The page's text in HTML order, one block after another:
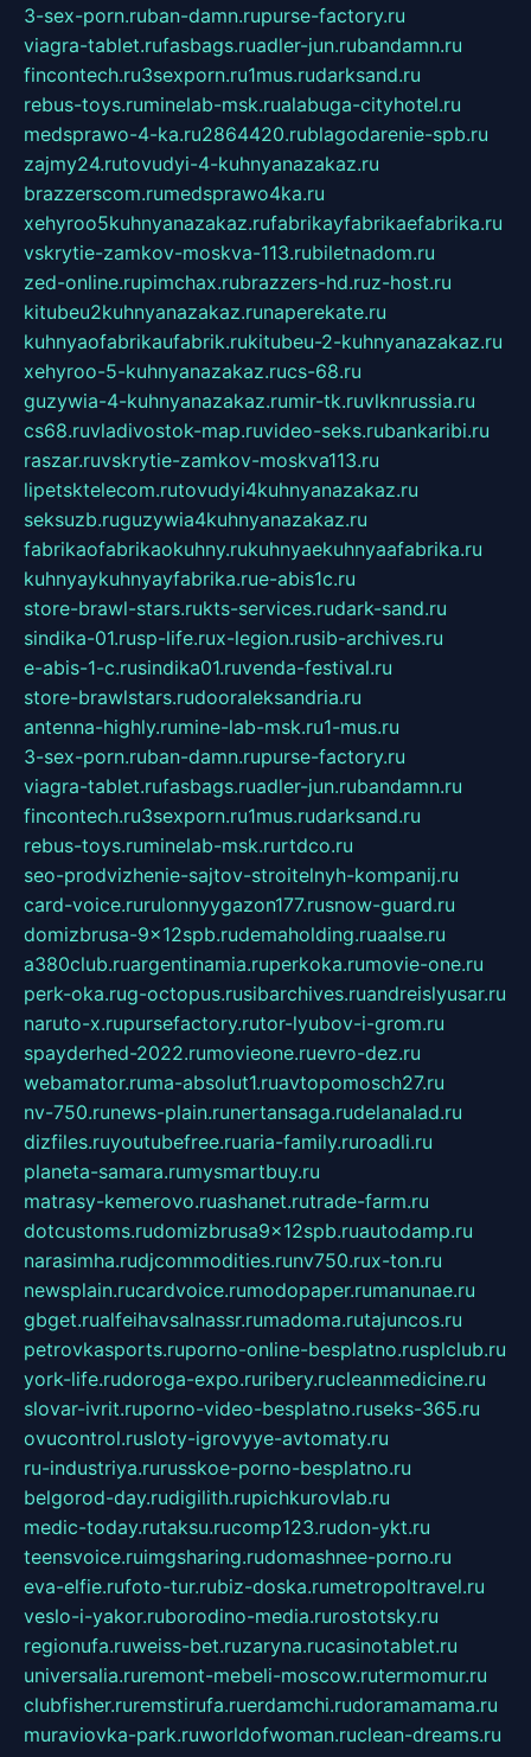
3-sex-porn.ruban-damn.rupurse-factory.ru
viagra-tablet.rufasbags.ruadler-jun.rubandamn.ru
fincontech.ru3sexporn.ru1mus.rudarksand.ru
rebus-toys.ruminelab-msk.rualabuga-cityhotel.ru
medsprawo-4-ka.ru2864420.rublagodarenie-spb.ru
zajmy24.rutovudyi-4-kuhnyanazakaz.ru
brazzerscom.rumedsprawo4ka.ru
xehyroo5kuhnyanazakaz.rufabrikayfabrikaefabrika.ru
vskrytie-zamkov-moskva-113.rubiletnadom.ru
zed-online.rupimchax.rubrazzers-hd.ruz-host.ru
kitubeu2kuhnyanazakaz.runaperekate.ru
kuhnyaofabrikaufabrik.rukitubeu-2-kuhnyanazakaz.ru
xehyroo-5-kuhnyanazakaz.rucs-68.ru
guzywia-4-kuhnyanazakaz.rumir-tk.ruvlknrussia.ru
cs68.ruvladivostok-map.ruvideo-seks.rubankaribi.ru
raszar.ruvskrytie-zamkov-moskva113.ru
lipetsktelecom.rutovudyi4kuhnyanazakaz.ru
seksuzb.ruguzywia4kuhnyanazakaz.ru
fabrikaofabrikaokuhny.rukuhnyaekuhnyaafabrika.ru
kuhnyaykuhnyayfabrika.rue-abis1c.ru
store-brawl-stars.rukts-services.rudark-sand.ru
sindika-01.rusp-life.rux-legion.rusib-archives.ru
e-abis-1-c.rusindika01.ruvenda-festival.ru
store-brawlstars.rudooraleksandria.ru
antenna-highly.rumine-lab-msk.ru1-mus.ru
3-sex-porn.ruban-damn.rupurse-factory.ru
viagra-tablet.rufasbags.ruadler-jun.rubandamn.ru
fincontech.ru3sexporn.ru1mus.rudarksand.ru
rebus-toys.ruminelab-msk.rurtdco.ru
seo-prodvizhenie-sajtov-stroitelnyh-kompanij.ru
card-voice.rurulonnyygazon177.rusnow-guard.ru
domizbrusa-9x12spb.rudemaholding.ruaalse.ru
a380club.ruargentinamia.ruperkoka.rumovie-one.ru
perk-oka.rug-octopus.rusibarchives.ruandreislyusar.ru
naruto-x.rupursefactory.rutor-lyubov-i-grom.ru
spayderhed-2022.rumovieone.ruevro-dez.ru
webamator.ruma-absolut1.ruavtopomosch27.ru
nv-750.runews-plain.runertansaga.rudelanalad.ru
dizfiles.ruyoutubefree.ruaria-family.ruroadli.ru
planeta-samara.rumysmartbuy.ru
matrasy-kemerovo.ruashanet.rutrade-farm.ru
dotcustoms.rudomizbrusa9x12spb.ruautodamp.ru
narasimha.rudjcommodities.runv750.rux-ton.ru
newsplain.rucardvoice.rumodopaper.rumanunae.ru
gbget.rualfeihavsalnassr.rumadoma.rutajuncos.ru
petrovkasports.ruporno-online-besplatno.rusplclub.ru
york-life.rudoroga-expo.ruribery.rucleanmedicine.ru
slovar-ivrit.ruporno-video-besplatno.ruseks-365.ru
ovucontrol.rusloty-igrovyye-avtomaty.ru
ru-industriya.rurusskoe-porno-besplatno.ru
belgorod-day.rudigilith.rupichkurovlab.ru
medic-today.rutaksu.rucomp123.rudon-ykt.ru
teensvoice.ruimgsharing.rudomashnee-porno.ru
eva-elfie.rufoto-tur.rubiz-doska.rumetropoltravel.ru
veslo-i-yakor.ruborodino-media.rurostotsky.ru
regionufa.ruweiss-bet.ruzaryna.rucasinotablet.ru
universalia.ruremont-mebeli-moscow.rutermomur.ru
clubfisher.ruremstirufa.ruerdamchi.rudoramamama.ru
muraviovka-park.ruworldofwoman.ruclean-dreams.ru